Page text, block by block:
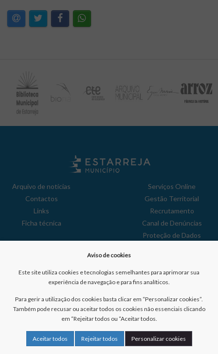
Arquivo de notícias
Contactos
Links
Ficha técnica
Serviços Online
Gestão Territorial
Recrutamento
Canal de Denúncias
Proteção de Dados
Reclamações
41022066
Aviso de cookies
Este site utiliza cookies e tecnologias semelhantes para aprimorar sua
experiência de navegação e para fins analíticos.
Para gerir a utilização dos cookies basta clicar em “Personalizar cookies”.
Também pode recusar ou aceitar todos os cookies não essenciais clicando
em “Rejeitar todos ou “Aceitar todos.
Aceitar todos Rejeitar todos Personalizar cookies